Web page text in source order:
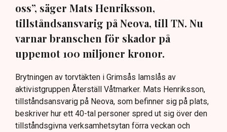
oss”, säger Mats Henriksson,
tillståndsansvarig på Neova, till TN. Nu
varnar branschen för skador på
uppemot 100 miljoner kronor.
Brytningen av torvtäkten i Grimsås lamslås av
aktivistgruppen Återställ Våtmarker. Mats Henriksson,
tillståndsansvarig på Neova, som befinner sig på plats,
beskriver hur ett 40-tal personer spred ut sig över den
tillståndsgivna verksamhetsytan förra veckan och